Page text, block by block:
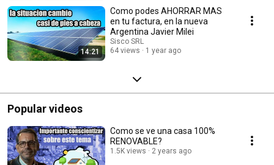
14:21
Como podes AHORRAR MAS
en tu factura, en la nueva
Argentina Javier Milei
Sisco SRL
64 views
1 year ago
Popular videos
Como se ve una casa 100%
RENOVABLE?
1.5K views 2 years ago